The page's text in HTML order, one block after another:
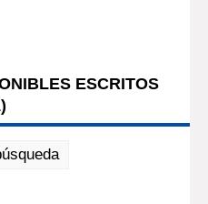
ESCRITOS
)